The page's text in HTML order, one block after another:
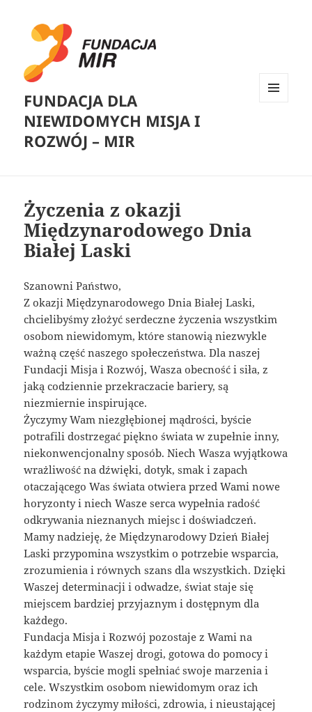
FUNDACJA DLA
NIEWIDOMYCH MISJA I
ROZWÓJ – MIR
Życzenia z okazji
Międzynarodowego Dnia
Białej Laski
Szanowni Państwo,
Z okazji Międzynarodowego Dnia Białej Laski,
chcielibyśmy złożyć serdeczne życzenia wszystkim
osobom niewidomym, które stanowią niezwykle
ważną część naszego społeczeństwa. Dla naszej
Fundacji Misja i Rozwój, Wasza obecność i siła, z
jaką codziennie przekraczacie bariery, są
niezmiernie inspirujące.
Życzymy Wam niezgłębionej mądrości, byście
potrafili dostrzegać piękno świata w zupełnie inny,
niekonwencjonalny sposób. Niech Wasza wyjątkowa
wrażliwość na dźwięki, dotyk, smak i zapach
otaczającego Was świata otwiera przed Wami nowe
horyzonty i niech Wasze serca wypełnia radość
odkrywania nieznanych miejsc i doświadczeń.
Mamy nadzieję, że Międzynarodowy Dzień Białej
Laski przypomina wszystkim o potrzebie wsparcia,
zrozumienia i równych szans dla wszystkich. Dzięki
Waszej determinacji i odwadze, świat staje się
miejscem bardziej przyjaznym i dostępnym dla
każdego.
Fundacja Misja i Rozwój pozostaje z Wami na
każdym etapie Waszej drogi, gotowa do pomocy i
wsparcia, byście mogli spełniać swoje marzenia i
cele. Wszystkim osobom niewidomym oraz ich
rodzinom życzymy miłości, zdrowia, i nieustającej